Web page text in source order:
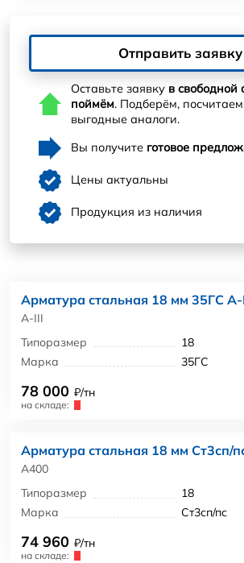
Отправить заявку
Оставьте заявку в
поймём. Подберём,
выгодные аналоги.
Вы получите готовое
Цены актуальны
Продукция из наличия
Арматура стальная 18 мм 35ГС
А-III
Типоразмер
18
Марка
35ГС
78 000 ₽/тн
на складе:
Арматура стальная 18 мм Ст3сп/
А400
Типоразмер
18
Марка
Ст3сп/пс
74 960 ₽/тн
на складе: